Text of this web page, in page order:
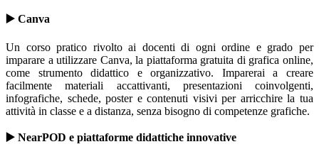
▶️ Canva
Un corso pratico rivolto ai docenti di ogni ordine e grado per
imparare a utilizzare Canva, la piattaforma gratuita di grafica online,
come strumento didattico e organizzativo. Imparerai a creare
facilmente materiali accattivanti, presentazioni coinvolgenti,
infografiche, schede, poster e contenuti visivi per arricchire la tua
attività in classe e a distanza, senza bisogno di competenze grafiche.
▶️ NearPOD e piattaforme didattiche innovative